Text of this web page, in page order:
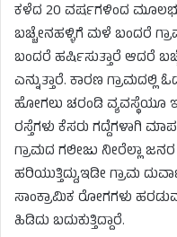
ಕಳೆದ 20 ವರ್ಷಗಳಿಂದ
ಬಚ್ಚೇನಹಳ್ಳಿಗೆ ಮಳೆ ಬಂದರೆ
ಬಂದರೆ ಹರ್ಷಿಸುತ್ತಾರೆ ಆದರೆ
ಎನ್ನುತ್ತಾರೆ. ಕಾರಣ
ಹೋಗಲು ಚರಂಡಿ ವ್ಯವಸ್ಥೆಯೂ
ರಸ್ತೆಗಳು ಕೆಸರು ಗದ್ದೆಗಳಾಗಿ
ಗ್ರಾಮದ ಗಲೀಜು ನೀರೆಲ್ಲಾ
ಹರಿಯುತ್ತಿದ್ದು,ಇಡೀ ಗ್ರಾಮ
ಸಾಂಕ್ರಾಮಿಕ ರೋಗಗಳು
ಹಿಡಿದು ಬದುಕುತ್ತಿದ್ದಾರೆ.